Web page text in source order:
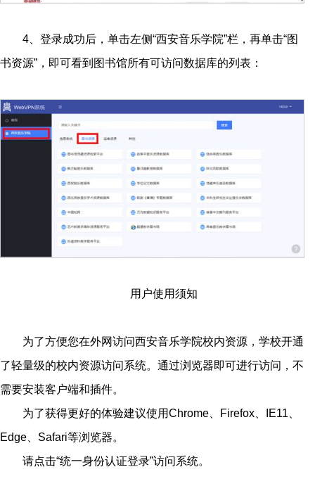
4、登录成功后，单击左侧“西安音乐学院”栏，再单击“图
书资源”，即可看到图书馆所有可访问数据库的列表：
用户使用须知
为了方便您在外网访问西安音乐学院校内资源，学校开通
了轻量级的校内资源访问系统。通过浏览器即可进行访问，不
需要安装客户端和插件。
为了获得更好的体验建议使用Chrome、Firefox、IE11、
Edge、Safari等浏览器。
请点击“统一身份认证登录”访问系统。